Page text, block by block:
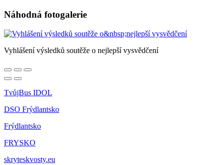
Náhodná fotogalerie
Vyhlášení výsledků soutěže o nejlepší vysvědčení
TvůjBus IDOL
DSO Frýdlantsko
Frýdlantsko
FRYSKO
skryteskvosty.eu